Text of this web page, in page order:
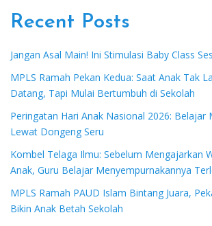
Recent Posts
Jangan Asal Main! Ini Stimulasi Baby Class
MPLS Ramah Pekan Kedua: Saat Anak Tak
Datang, Tapi Mulai Bertumbuh di Sekolah
Peringatan Hari Anak Nasional 2026: Belajar
Lewat Dongeng Seru
Kombel Telaga Ilmu: Sebelum Mengajarkan
Anak, Guru Belajar Menyempurnakannya
MPLS Ramah PAUD Islam Bintang Juara,
Bikin Anak Betah Sekolah